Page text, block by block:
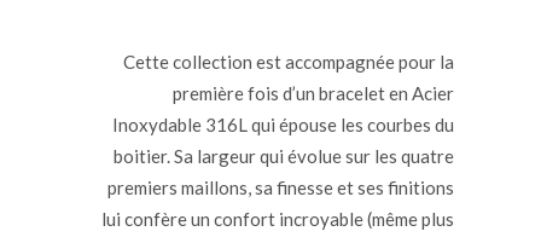
Cette collection est accompagnée pour la
première fois d’un bracelet en Acier
Inoxydable 316L qui épouse les courbes du
boitier. Sa largeur qui évolue sur les quatre
premiers maillons, sa finesse et ses finitions
lui confère un confort incroyable (même plus